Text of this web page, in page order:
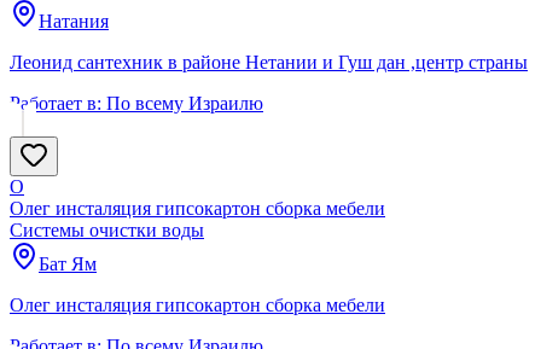
Натания
Леонид сантехник в районе Нетании и Гуш дан ,центр страны
Работает в: По всему Израилю
О
Олег инсталяция гипсокартон сборка мебели
Системы очистки воды
Бат Ям
Олег инсталяция гипсокартон сборка мебели